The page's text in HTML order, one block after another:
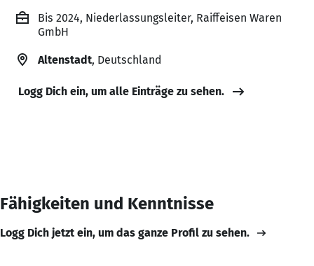
Bis 2024, Niederlassungsleiter, Raiffeisen Waren
GmbH
Altenstadt, Deutschland
Logg Dich ein, um alle Einträge zu sehen.
Fähigkeiten und Kenntnisse
Logg Dich jetzt ein, um das ganze Profil zu sehen.